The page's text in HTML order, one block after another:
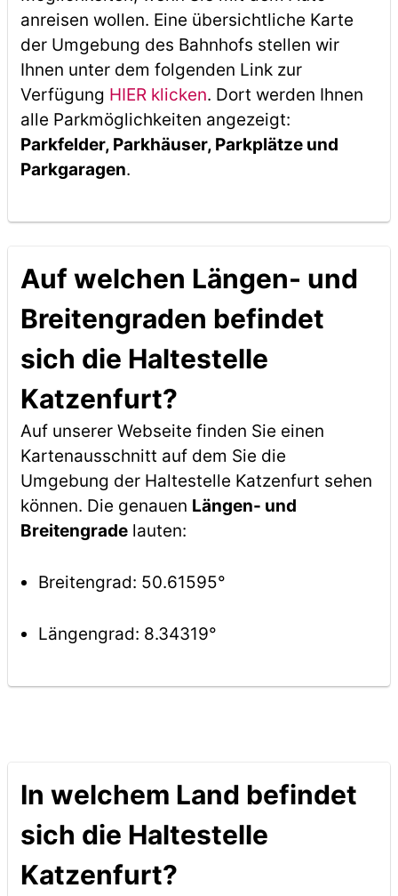
anreisen wollen. Eine übersichtliche Karte
der Umgebung des Bahnhofs stellen wir
Ihnen unter dem folgenden Link zur
Verfügung HIER klicken. Dort werden Ihnen
alle Parkmöglichkeiten angezeigt:
Parkfelder, Parkhäuser, Parkplätze und
Parkgaragen.
Auf welchen Längen- und
Breitengraden befindet
sich die Haltestelle
Katzenfurt?
Auf unserer Webseite finden Sie einen
Kartenausschnitt auf dem Sie die
Umgebung der Haltestelle Katzenfurt sehen
können. Die genauen Längen- und
Breitengradelauten:
Breitengrad: 50.61595°
Längengrad: 8.34319°
In welchem Land befindet
sich die Haltestelle
Katzenfurt?